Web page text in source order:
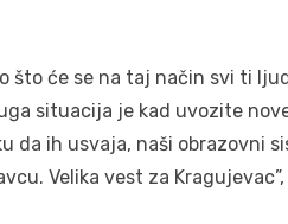
što će se na taj način svi ti
situacija je kad uvozite
da ih usvaja, naši obrazovni
Velika vest za Kragujevac”,